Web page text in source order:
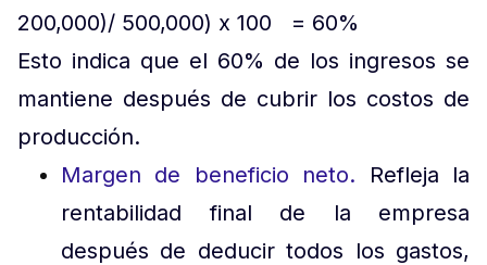
200,000)/ 500,000) x 100 = 60%
Esto indica que el 60% de los ingresos se
mantiene después de cubrir los costos de
producción.
Margen de beneficio neto. Refleja la
rentabilidad final de la empresa
después de deducir todos los gastos,